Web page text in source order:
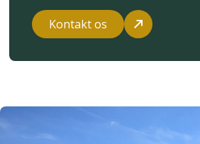
Kontakt os